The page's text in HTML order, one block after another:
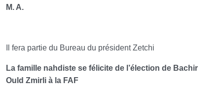
M. A.
Il fera partie du Bureau du président Zetchi
La famille nahdiste se félicite de l’élection de Bachir
Ould Zmirli à la FAF